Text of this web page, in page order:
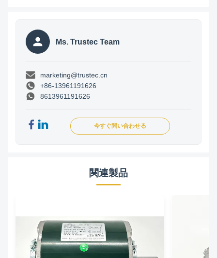
Ms. Trustec Team
marketing@trustec.cn
+86-13961191626
8613961191626
今すぐ問い合わせる
関連製品